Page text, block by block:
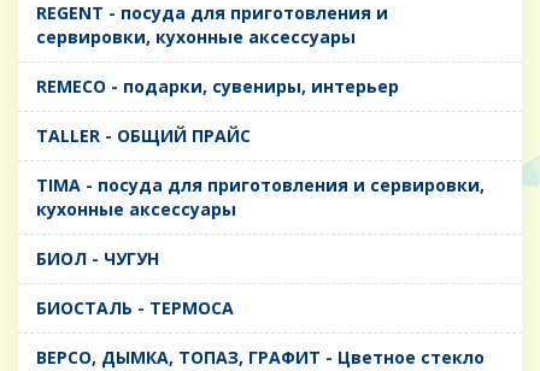
REGENT - посуда для приготовления и
сервировки, кухонные аксессуары
REMECO - подарки, сувениры, интерьер
TALLER - ОБЩИЙ ПРАЙС
TIMA - посуда для приготовления и сервировки,
кухонные аксессуары
БИОЛ - ЧУГУН
БИОСТАЛЬ - ТЕРМОСА
ВЕРСО, ДЫМКА, ТОПАЗ, ГРАФИТ - Цветное стекло